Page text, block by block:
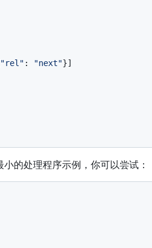
"rel" : "next"}]
的处理程序示例，你可以尝试：